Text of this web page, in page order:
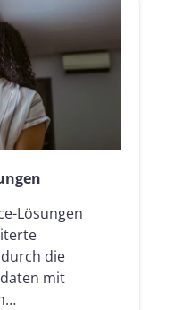
Lösungen
die
mit